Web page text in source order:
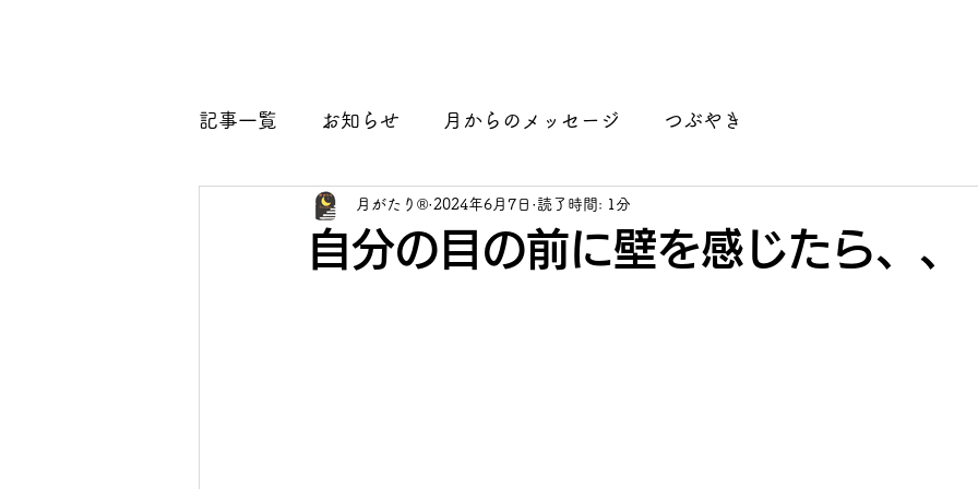
記事一覧 お知らせ 月からのメッセージ つぶやき
自分の目の前に壁を感じたら、、
月がたり® 2024年6月7日 読了時間: 1分